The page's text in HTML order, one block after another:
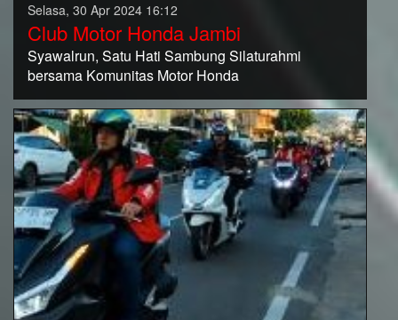
Selasa, 30 Apr 2024 16:12
Club Motor Honda Jambi
Syawalrun, Satu Hati Sambung Silaturahmi
bersama Komunitas Motor Honda